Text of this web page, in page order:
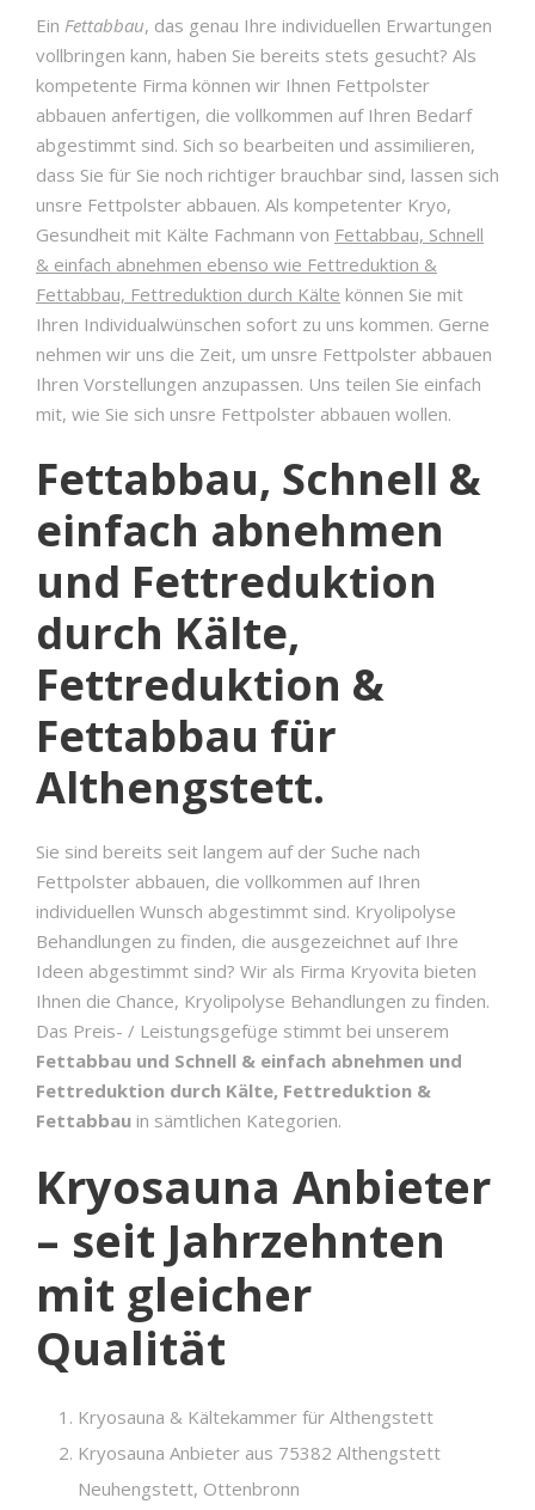
Ein Fettabbau, das genau Ihre individuellen Erwartungen
vollbringen kann, haben Sie bereits stets gesucht? Als
kompetente Firma können wir Ihnen Fettpolster
abbauen anfertigen, die vollkommen auf Ihren Bedarf
abgestimmt sind. Sich so bearbeiten und assimilieren,
dass Sie für Sie noch richtiger brauchbar sind, lassen sich
unsre Fettpolster abbauen. Als kompetenter Kryo,
Gesundheit mit Kälte Fachmann von Fettabbau, Schnell
& einfach abnehmen ebenso wie Fettreduktion &
Fettabbau, Fettreduktion durch Kälte können Sie mit
Ihren Individualwünschen sofort zu uns kommen. Gerne
nehmen wir uns die Zeit, um unsre Fettpolster abbauen
Ihren Vorstellungen anzupassen. Uns teilen Sie einfach
mit, wie Sie sich unsre Fettpolster abbauen wollen.
Fettabbau, Schnell &
einfach abnehmen
und Fettreduktion
durch Kälte,
Fettreduktion &
Fettabbau für
Althengstett.
Sie sind bereits seit langem auf der Suche nach
Fettpolster abbauen, die vollkommen auf Ihren
individuellen Wunsch abgestimmt sind. Kryolipolyse
Behandlungen zu finden, die ausgezeichnet auf Ihre
Ideen abgestimmt sind? Wir als Firma Kryovita bieten
Ihnen die Chance, Kryolipolyse Behandlungen zu finden.
Das Preis- / Leistungsgefüge stimmt bei unserem
Fettabbau und Schnell & einfach abnehmen und
Fettreduktion durch Kälte, Fettreduktion &
Fettabbau in sämtlichen Kategorien.
Kryosauna Anbieter
– seit Jahrzehnten
mit gleicher
Qualität
Kryosauna & Kältekammer für Althengstett
Kryosauna Anbieter aus 75382 Althengstett
Neuhengstett, Ottenbronn